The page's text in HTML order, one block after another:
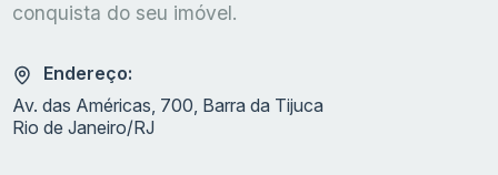
conquista do seu imóvel.
Endereço:
Av. das Américas, 700, Barra da Tijuca
Rio de Janeiro/RJ